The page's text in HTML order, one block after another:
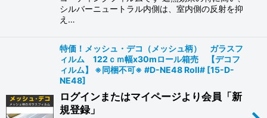
シルバーニュートラル内側は、室内側の反射を抑
え…
特価！メッシュ・デコ（メッシュ柄） ガラスフ
ィルム 122ｃｍ幅x30mロール箱売 【デコフ
ィルム】 ※同梱不可※ #D-NE48 Roll# [15-D-
NE48]
ログインまたはマイページより会員「新
規登録」